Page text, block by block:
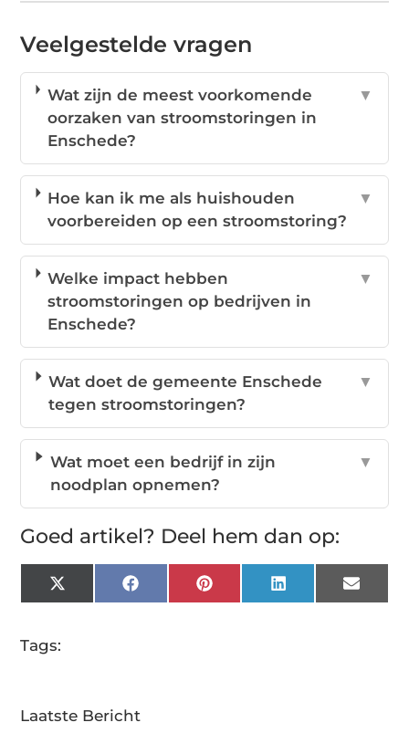
Veelgestelde vragen
Wat zijn de meest voorkomende
oorzaken van stroomstoringen in
Enschede?
▼
Hoe kan ik me als huishouden
voorbereiden op een stroomstoring?
▼
Welke impact hebben
stroomstoringen op bedrijven in
Enschede?
▼
Wat doet de gemeente Enschede
tegen stroomstoringen?
▼
Wat moet een bedrijf in zijn
noodplan opnemen?
▼
Goed artikel? Deel hem dan op:
X
(Twitter)
FacebookPinterestLinkedInEmail
Tags:
Laatste Bericht